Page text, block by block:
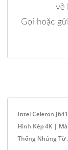
về
Gọi hoặc
Intel Celeron
Hình Kép 4K |
Thống Nhúng Từ